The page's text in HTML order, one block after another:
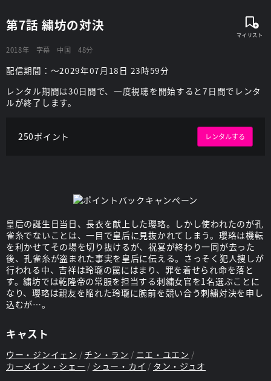
第7話 繍坊の対決
2018年 字幕 中国 48分
配信期間：～2029年07月18日 23時59分
レンタル期間は30日間で、一度視聴を開始すると7日間でレンタ
ルが終了します。
250ポイント レンタルする
皇后の誕生日当日、長衣を献上した瓔珞。しかし使われたのが孔
雀糸でないことは、一目で皇后に見抜かれてしまう。瓔珞は機転
を利かせてその場を切り抜けるが、祝宴が終わり一同が去った
後、孔雀糸が盗まれた事実を皇后に伝える。さっそく犯人捜しが
行われる中、吉祥は玲瓏の罠にはまり、罪を着せられ命を落と
す。繍坊では乾隆帝の常服を担当する刺繍女官を1名選ぶことに
なり、瓔珞は親友を陥れた玲瓏に腕前を競い合う刺繍対決を申し
込むが…。
キャスト
ウー・ジンイェン チン・ラン
ニエ・ユエン
カーメイン・シェー
シュー・カイ タン・ジュオ